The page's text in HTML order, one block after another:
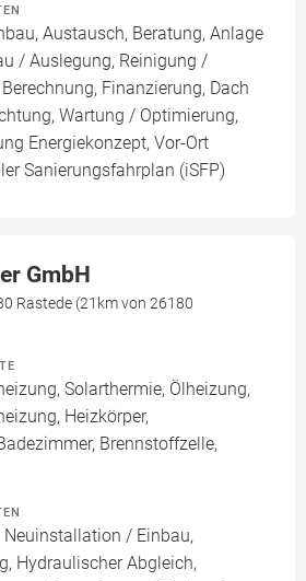
Austausch, Beratung, Anlage
/ Auslegung, Reinigung /
Finanzierung, Dach
Wartung / Optimierung,
Energiekonzept, Vor-Ort
Sanierungsfahrplan (iSFP)
GmbH
Rastede (21km von 26180
Solarthermie, Ölheizung,
Heizkörper,
Brennstoffzelle,
Neuinstallation / Einbau,
Hydraulischer Abgleich,